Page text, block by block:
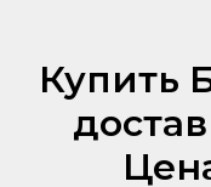
Купить